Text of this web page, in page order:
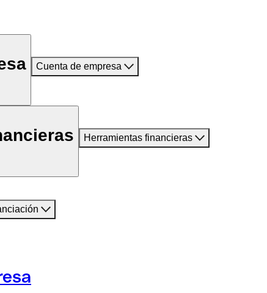
Cuenta de empresa
Herramientas financieras